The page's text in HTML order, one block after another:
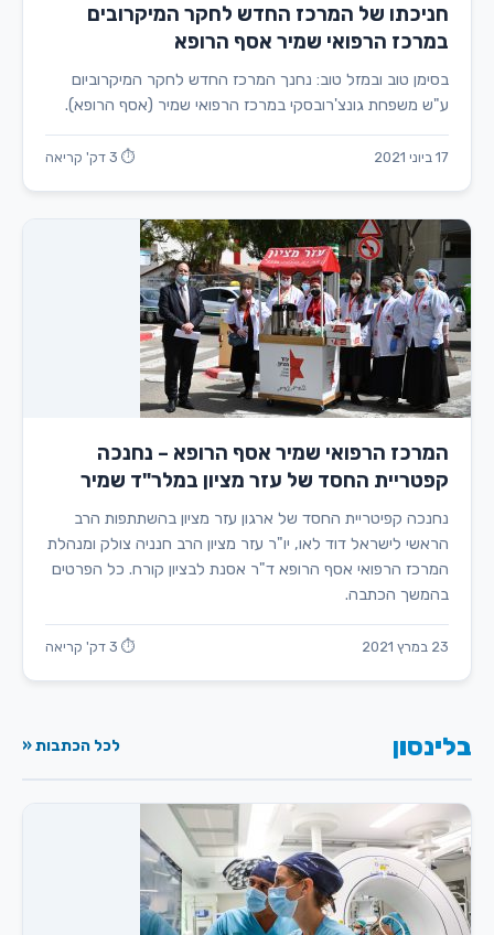
חניכתו של המרכז החדש לחקר המיקרובים
במרכז הרפואי שמיר אסף הרופא
בסימן טוב ובמזל טוב: נחנך המרכז החדש לחקר המיקרוביום
ע"ש משפחת גונצ'רובסקי במרכז הרפואי שמיר (אסף הרופא).
17 ביוני 2021 ⏱ 3 דק' קריאה
המרכז הרפואי שמיר אסף הרופא – נחנכה
קפטריית החסד של עזר מציון במלר"ד שמיר
נחנכה קפיטריית החסד של ארגון עזר מציון בהשתתפות הרב
הראשי לישראל דוד לאו, יו"ר עזר מציון הרב חנניה צולק ומנהלת
המרכז הרפואי אסף הרופא ד"ר אסנת לבציון קורח. כל הפרטים
בהמשך הכתבה.
23 במרץ 2021 ⏱ 3 דק' קריאה
בלינסון לכל הכתבות «